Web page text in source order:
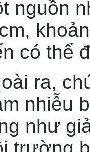
nguồn
có thể
ra,
nhiễu
như